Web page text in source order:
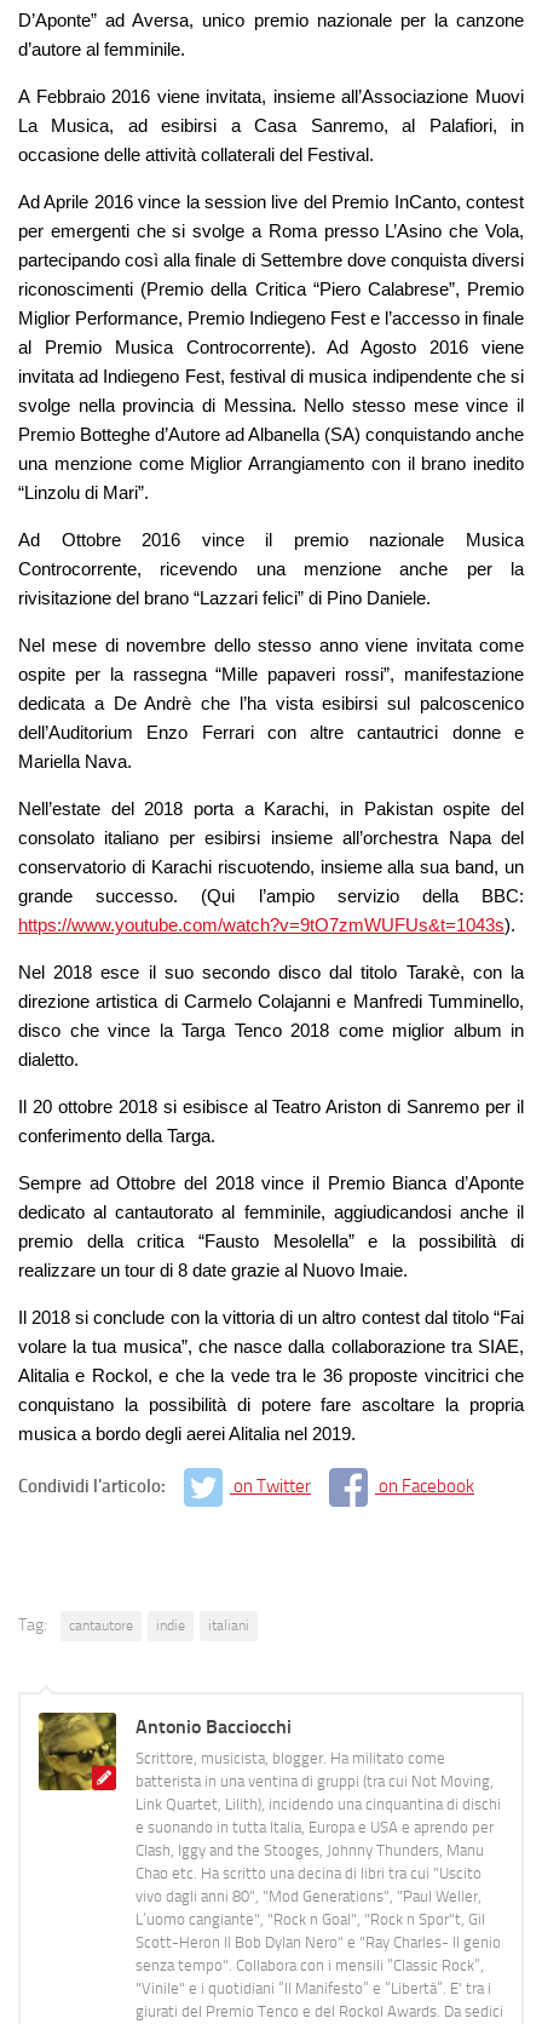
D’Aponte” ad Aversa, unico premio nazionale per la canzone
d’autore al femminile.
A Febbraio 2016 viene invitata, insieme all’Associazione Muovi
La Musica, ad esibirsi a Casa Sanremo, al Palafiori, in
occasione delle attività collaterali del Festival.
Ad Aprile 2016 vince la session live del Premio InCanto, contest
per emergenti che si svolge a Roma presso L’Asino che Vola,
partecipando così alla finale di Settembre dove conquista diversi
riconoscimenti (Premio della Critica “Piero Calabrese”, Premio
Miglior Performance, Premio Indiegeno Fest e l’accesso in finale
al Premio Musica Controcorrente). Ad Agosto 2016 viene
invitata ad Indiegeno Fest, festival di musica indipendente che si
svolge nella provincia di Messina. Nello stesso mese vince il
Premio Botteghe d’Autore ad Albanella (SA) conquistando anche
una menzione come Miglior Arrangiamento con il brano inedito
“Linzolu di Mari”.
Ad Ottobre 2016 vince il premio nazionale Musica
Controcorrente, ricevendo una menzione anche per la
rivisitazione del brano “Lazzari felici” di Pino Daniele.
Nel mese di novembre dello stesso anno viene invitata come
ospite per la rassegna “Mille papaveri rossi”, manifestazione
dedicata a De Andrè che l’ha vista esibirsi sul palcoscenico
dell’Auditorium Enzo Ferrari con altre cantautrici donne e
Mariella Nava.
Nell’estate del 2018 porta a Karachi, in Pakistan ospite del
consolato italiano per esibirsi insieme all’orchestra Napa del
conservatorio di Karachi riscuotendo, insieme alla sua band, un
grande successo. (Qui l’ampio servizio della BBC:
https://www.youtube.com/watch?v=9tO7zmWUFUs&t=1043s).
Nel 2018 esce il suo secondo disco dal titolo Tarakè, con la
direzione artistica di Carmelo Colajanni e Manfredi Tumminello,
disco che vince la Targa Tenco 2018 come miglior album in
dialetto.
Il 20 ottobre 2018 si esibisce al Teatro Ariston di Sanremo per il
conferimento della Targa.
Sempre ad Ottobre del 2018 vince il Premio Bianca d’Aponte
dedicato al cantautorato al femminile, aggiudicandosi anche il
premio della critica “Fausto Mesolella” e la possibilità di
realizzare un tour di 8 date grazie al Nuovo Imaie.
Il 2018 si conclude con la vittoria di un altro contest dal titolo “Fai
volare la tua musica”, che nasce dalla collaborazione tra SIAE,
Alitalia e Rockol, e che la vede tra le 36 proposte vincitrici che
conquistano la possibilità di potere fare ascoltare la propria
musica a bordo degli aerei Alitalia nel 2019.
Condividi l'articolo: on Twitter on Facebook
Tag: cantautore indie italiani
Antonio Bacciocchi
Scrittore, musicista, blogger. Ha militato come
batterista in una ventina di gruppi (tra cui Not Moving,
Link Quartet, Lilith), incidendo una cinquantina di dischi
e suonando in tutta Italia, Europa e USA e aprendo per
Clash, Iggy and the Stooges, Johnny Thunders, Manu
Chao etc. Ha scritto una decina di libri tra cui "Uscito
vivo dagli anni 80", "Mod Generations", "Paul Weller,
L’uomo cangiante", "Rock n Goal", "Rock n Spor"t, Gil
Scott-Heron Il Bob Dylan Nero" e "Ray Charles- Il genio
senza tempo". Collabora con i mensili “Classic Rock”,
"Vinile" e i quotidiani “Il Manifesto” e “Libertà”. E' tra i
giurati del Premio Tenco e del Rockol Awards. Da sedici